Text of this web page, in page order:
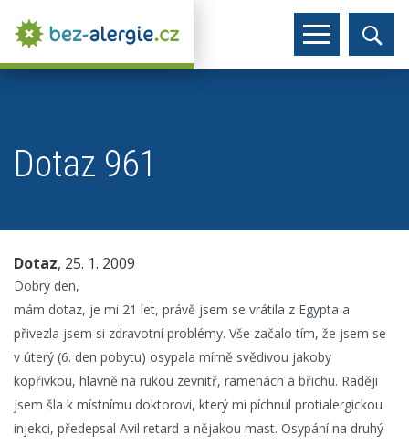
Dotaz 961
Dotaz, 25. 1. 2009
Dobrý den,
mám dotaz, je mi 21 let, právě jsem se vrátila z Egypta a
přivezla jsem si zdravotní problémy. Vše začalo tím, že jsem se
v úterý (6. den pobytu) osypala mírně svědivou jakoby
kopřivkou, hlavně na rukou zevnitř, ramenách a břichu. Raději
jsem šla k místnímu doktorovi, který mi píchnul protialergickou
injekci, předepsal Avil retard a nějakou mast. Osypání na druhý